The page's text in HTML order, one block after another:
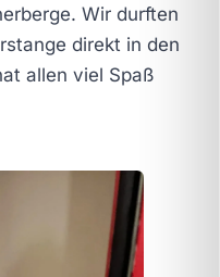
Wir durften
direkt in den
allen viel Spaß